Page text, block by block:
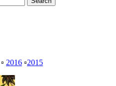
▫ 2016 ▫2015